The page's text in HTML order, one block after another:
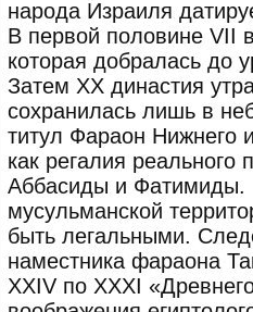
народа Израиля
В первой половине VII
которая добралась до
Затем XX династия
сохранилась лишь в
титул Фараон Нижнего
как регалия
Аббасиды и Фатимиды.
мусульманской
быть легальными.
наместника фараона
XXIV по XXXI